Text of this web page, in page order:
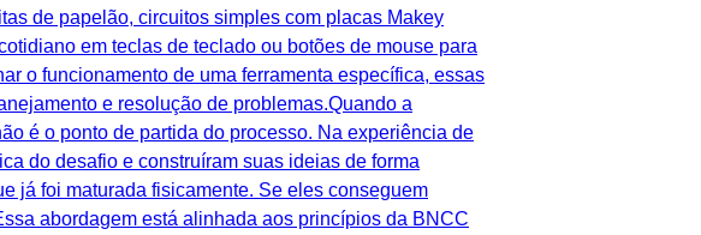
de papelão, circuitos simples com placas Makey
em teclas de teclado ou botões de mouse para
o funcionamento de uma ferramenta específica, essas
e resolução de problemas.Quando a
é o ponto de partida do processo. Na experiência de
do desafio e construíram suas ideias de forma
já foi maturada fisicamente. Se eles conseguem
abordagem está alinhada aos princípios da BNCC